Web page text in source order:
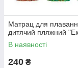
Матрац для
дитячий пляжний
В наявності
240 ₴